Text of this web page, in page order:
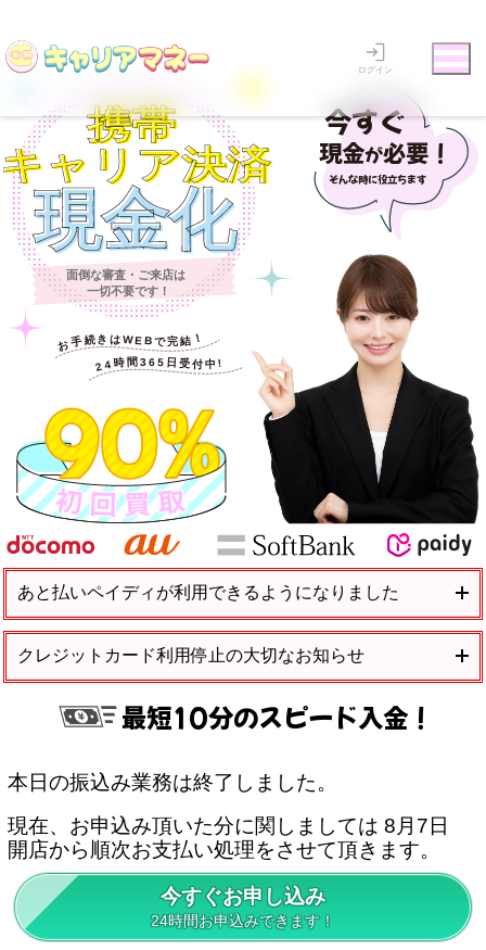
ログイン
現金化
現金化
携帯
携帯
キャリア決済
キャリア決済
面倒な審査・ご来店は
一切不要です！
お手続きはWEBで完結！
24時間365日受付中!
今すぐ
現金が必要！
そんな時に役立ちます
90%
90%
あと払いペイディが利用できるようになりました
クレジットカード利用停止の大切なお知らせ
最短10分のスピード入金！
本日の振込み業務は終了しました。
現在、お申込み頂いた分に関しましては 8月 7 日
開店から順次お支払い処理をさせて頂きます。
今すぐお申し込み
24時間お申込みできます！